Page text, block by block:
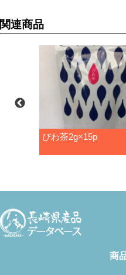
関連商品
びわ茶2g×15p
商